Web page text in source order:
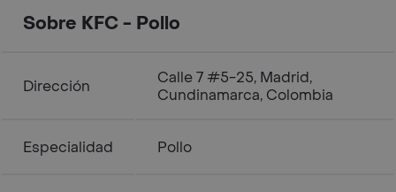
Sobre KFC - Pollo
Dirección
Calle 7 #5-25, Madrid,
Cundinamarca, Colombia
Especialidad Pollo